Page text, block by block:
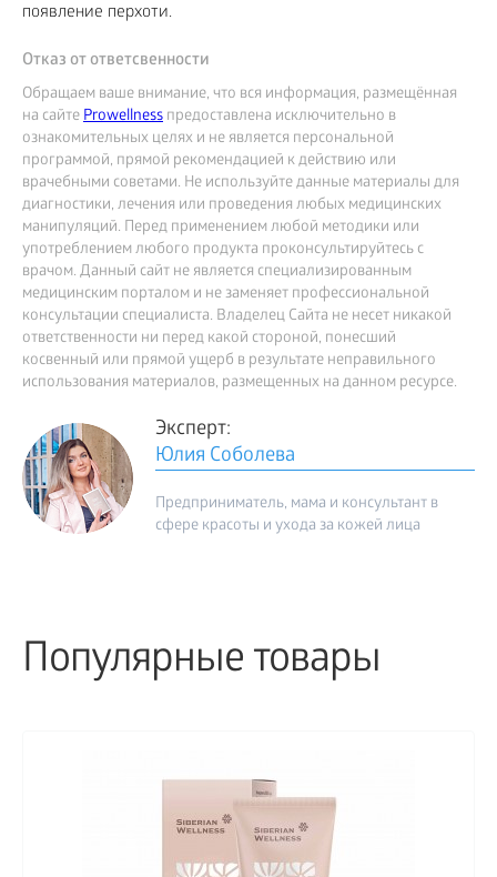
появление перхоти.
Отказ от ответсвенности
Обращаем ваше внимание, что вся информация, размещённая
на сайтеProwellness предоставлена исключительно в
ознакомительных целях и не является персональной
программой, прямой рекомендацией к действию или
врачебными советами. Не используйте данные материалы для
диагностики, лечения или проведения любых медицинских
манипуляций. Перед применением любой методики или
употреблением любого продукта проконсультируйтесь с
врачом. Данный сайт не является специализированным
медицинским порталом и не заменяет профессиональной
консультации специалиста. Владелец Сайта не несет никакой
ответственности ни перед какой стороной, понесший
косвенный или прямой ущерб в результате неправильного
использования материалов, размещенных на данном ресурсе.
Эксперт:
Юлия Соболева
Предприниматель, мама и консультант в
сфере красоты и ухода за кожей лица
Популярные товары